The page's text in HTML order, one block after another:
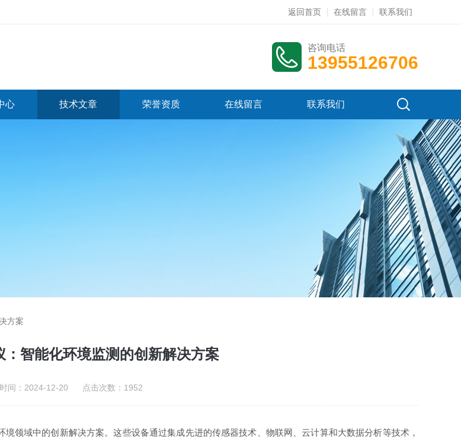
返回首页 在线留言 联系我们
咨询电话
13955126706
心 技术文章 荣誉资质 在线留言 联系我们
方案
：智能化环境监测的创新解决方案
间：2024-12-20 点击次数：1952
域中的创新解决方案。这些设备通过集成先进的传感器技术、物联网、云计算和大数据分析等技术，